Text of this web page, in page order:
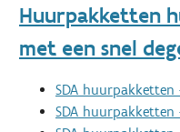
Huurpakketten
met een snel
SDA
SDA huurpakketten